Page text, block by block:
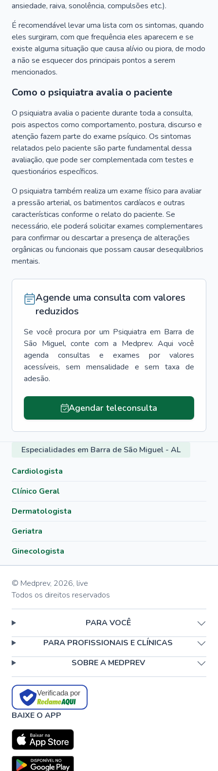
ansiedade, raiva, sonolência, compulsões etc.).
É recomendável levar uma lista com os sintomas, quando
eles surgiram, com que frequência eles aparecem e se
existe alguma situação que causa alívio ou piora, de modo
a não se esquecer dos principais pontos a serem
mencionados.
Como o psiquiatra avalia o paciente
O psiquiatra avalia o paciente durante toda a consulta,
pois aspectos como comportamento, postura, discurso e
atenção fazem parte do exame psíquico. Os sintomas
relatados pelo paciente são parte fundamental dessa
avaliação, que pode ser complementada com testes e
questionários específicos.
O psiquiatra também realiza um exame físico para avaliar
a pressão arterial, os batimentos cardíacos e outras
características conforme o relato do paciente. Se
necessário, ele poderá solicitar exames complementares
para confirmar ou descartar a presença de alterações
orgânicas ou funcionais que possam causar desequilíbrios
mentais.
Agende uma consulta com valores
reduzidos
Se você procura por um Psiquiatra em Barra de
São Miguel, conte com a Medprev. Aqui você
agenda consultas e exames por valores
acessíveis, sem mensalidade e sem taxa de
adesão.
Agendar teleconsulta
Especialidades em Barra de São Miguel - AL
Cardiologista
Clínico Geral
Dermatologista
Geriatra
Ginecologista
© Medprev, 2026, live
Todos os direitos reservados
PARA VOCÊ
PARA PROFISSIONAIS E CLÍNICAS
SOBRE A MEDPREV
Verificada por
BAIXE O APP